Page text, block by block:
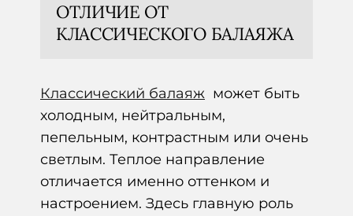
ОТЛИЧИЕ ОТ
КЛАССИЧЕСКОГО БАЛАЯЖА
Классический балаяж может быть
холодным, нейтральным,
пепельным, контрастным или очень
светлым. Теплое направление
отличается именно оттенком и
настроением. Здесь главную роль